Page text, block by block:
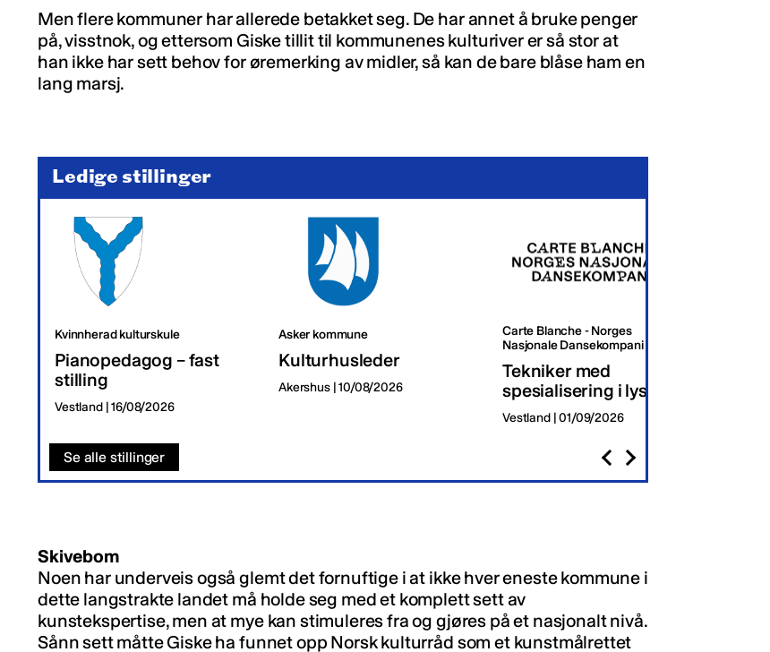
Men flere kommuner har allerede betakket seg. De har annet å bruke penger
på, visstnok, og ettersom Giske tillit til kommunenes kulturiver er så stor at
han ikke har sett behov for øremerking av midler, så kan de bare blåse ham en
lang marsj.
Ledige stillinger
Kvinnherad kulturskule
Pianopedagog – fast
stilling
Vestland | 16/08/2026
Asker kommune
Kulturhusleder
Akershus | 10/08/2026
Carte Blanche - Norges
Nasjonale Dansekompani
Tekniker med
spesialisering i lys
Vestland | 01/09/2026
Se alle stillinger
Skivebom
Noen har underveis også glemt det fornuftige i at ikke hver eneste kommune i
dette langstrakte landet må holde seg med et komplett sett av
kunstekspertise, men at mye kan stimuleres fra og gjøres på et nasjonalt nivå.
Sånn sett måtte Giske ha funnet opp Norsk kulturråd som et kunstmålrettet